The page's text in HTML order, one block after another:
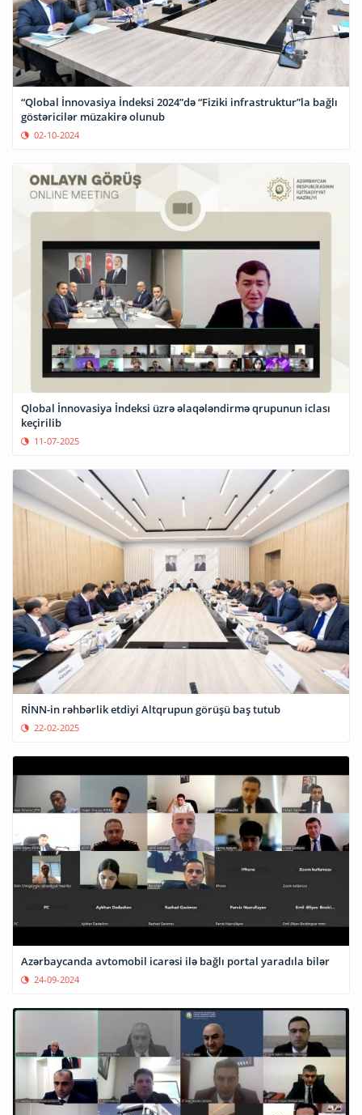
“Qlobal İnnovasiya İndeksi 2024”də “Fiziki infrastruktur”la bağlı
göstəricilər müzakirə olunub
02-10-2024
Qlobal İnnovasiya İndeksi üzrə əlaqələndirmə qrupunun iclası
keçirilib
11-07-2025
RİNN-in rəhbərlik etdiyi Altqrupun görüşü baş tutub
22-02-2025
Azərbaycanda avtomobil icarəsi ilə bağlı portal yaradıla bilər
24-09-2024